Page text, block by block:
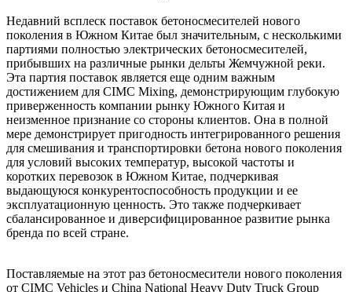
Недавний всплеск поставок бетоносмесителей нового
поколения в Южном Китае был значительным, с несколькими
партиями полностью электрических бетоносмесителей,
прибывших на различные рынки дельты Жемчужной реки.
Эта партия поставок является еще одним важным
достижением для CIMC Mixing, демонстрирующим глубокую
приверженность компании рынку Южного Китая и
неизменное признание со стороны клиентов. Она в полной
мере демонстрирует пригодность интегрированного решения
для смешивания и транспортировки бетона нового поколения
для условий высоких температур, высокой частоты и
коротких перевозок в Южном Китае, подчеркивая
выдающуюся конкурентоспособность продукции и ее
эксплуатационную ценность. Это также подчеркивает
сбалансированное и диверсифицированное развитие рынка
бренда по всей стране.
Поставляемые на этот раз бетоносмесители нового поколения
от CIMC Vehicles и China National Heavy Duty Truck Group